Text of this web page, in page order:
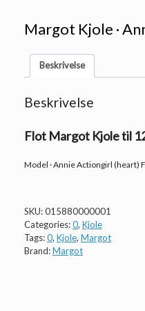
Margot Kjole ·
Beskrivelse
Beskrivelse
Flot Margot Kjole til
Model · Annie Actiongirl (heart)
SKU:015880000001
Categories:0, Kjole
Tags:0, Kjole, Margot
Brand:Margot